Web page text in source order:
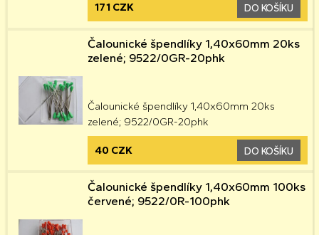
171 CZK DO KOŠÍKU
Čalounické špendlíky 1,40x60mm 20ks
zelené; 9522/0GR-20phk
Čalounické špendlíky 1,40x60mm 20ks
zelené; 9522/0GR-20phk
40 CZK DO KOŠÍKU
Čalounické špendlíky 1,40x60mm 100ks
červené; 9522/0R-100phk